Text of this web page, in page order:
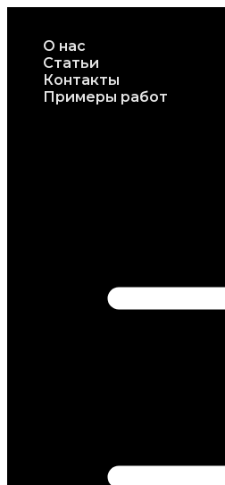
содержимому
О нас
Статьи
Контакты
Примеры работ